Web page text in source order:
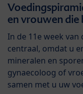
en vrouwen
In de 11e week
centraal, omdat u
mineralen en
gynaecoloog of
samen met u uw